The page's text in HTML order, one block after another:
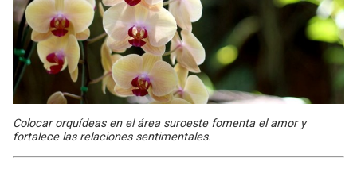
Colocar orquídeas en el área suroeste fomenta el amor y
fortalece las relaciones sentimentales.